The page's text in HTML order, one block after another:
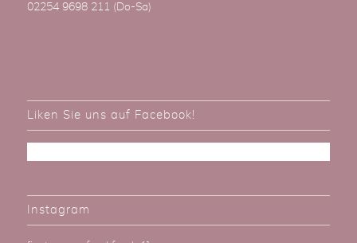
02254 9698 211 (Do-Sa)
Liken Sie uns auf Facebook!
Instagram